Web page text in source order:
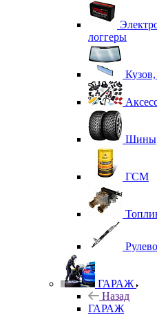
логгеры
Кузов,
Шины,
ГСМ
ГАРАЖ
Назад
ГАРАЖ